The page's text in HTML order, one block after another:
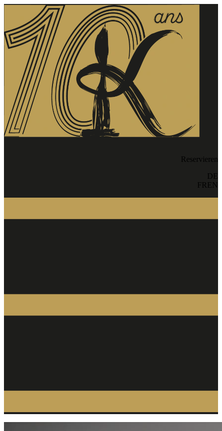
Reservieren
DE
FR EN